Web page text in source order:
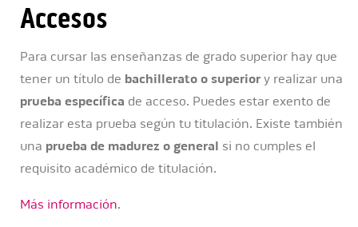
Accesos
Para cursar las enseñanzas de grado superior hay que
tener un título de bachillerato o superior y realizar una
prueba específica de acceso. Puedes estar exento de
realizar esta prueba según tu titulación. Existe también
una prueba de madurez o general si no cumples el
requisito académico de titulación.
Más información.